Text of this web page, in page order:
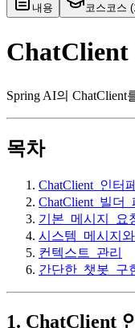
내용 코스 코스 (
ChatClient
Spring AI의
목차
ChatClient_인터
ChatClient_빌더_
기본_메시지_요
시스템_메시지
컨텍스트_관리
간단한_챗봇_구
1. ChatClient